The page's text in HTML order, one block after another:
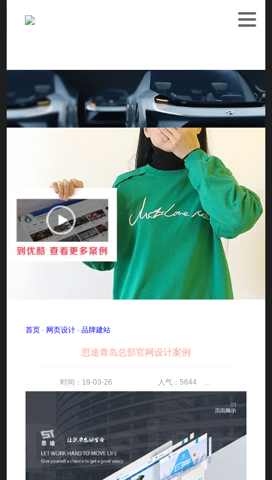
首页 - 网页设计 -品牌建站
思途青岛总部官网设计案例
时间：19-03-26 人气：5644 评论：0